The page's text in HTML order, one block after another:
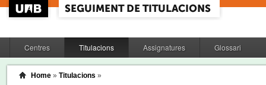
Centres Titulacions Assignatures Glossari
Home » Titulacions »